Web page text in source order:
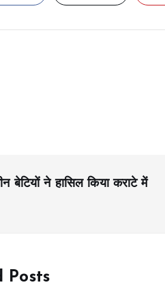
बेटियों ने हासिल किया कराटे में
Posts